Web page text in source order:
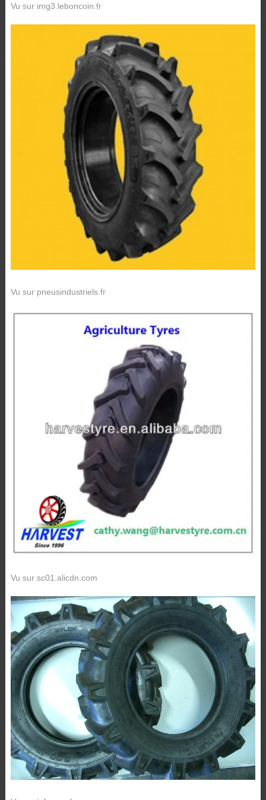
Vu sur img3.leboncoin.fr
Vu sur pneusindustriels.fr
Vu sur sc01.alicdn.com